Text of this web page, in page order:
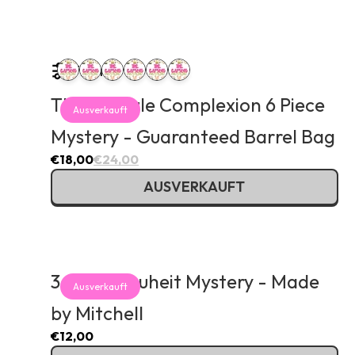
Filter
The Capsule Complexion 6 Piece
Mystery - Guaranteed Barrel Bag
€18,00€24,00
AUSVERKAUFT
Ausverkauft
3 Stück Neuheit Mystery - Made
by Mitchell
€12,00
Ausverkauft